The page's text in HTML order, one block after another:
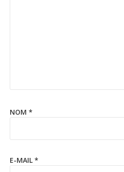
NOM *
E-MAIL *